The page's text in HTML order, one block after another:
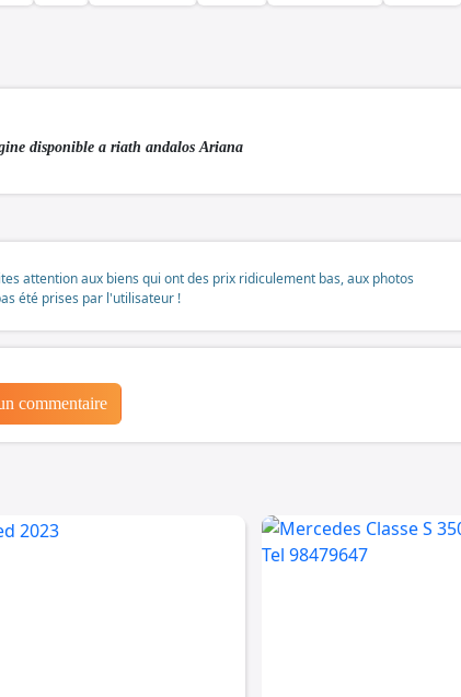
disponible a riath andalos Ariana
attention aux biens qui ont des prix ridiculement bas, aux photos
été prises par l'utilisateur !
commentaire